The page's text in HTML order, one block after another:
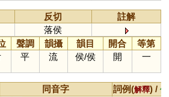
反切
註解
落侯
聲調 韻攝 韻目 開合
等第
平 流 侯/侯 開 一
同音字 詞例(解釋) /